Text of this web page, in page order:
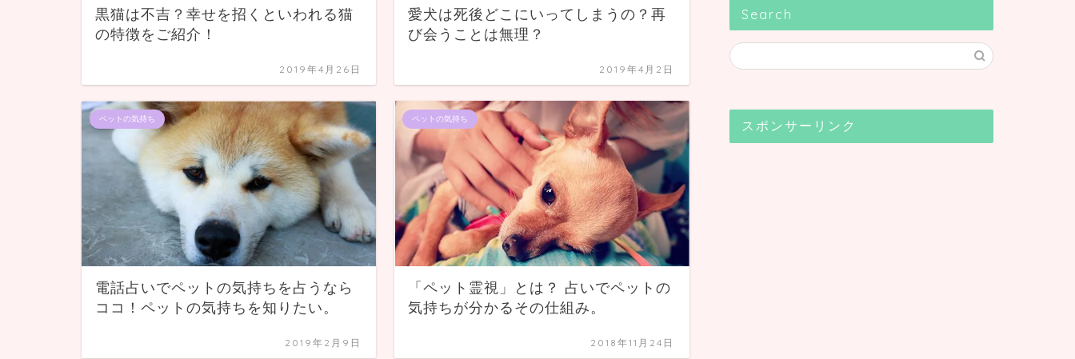
黒猫は不吉？幸せを招くといわれる猫
の特徴をご紹介！
2019年4月26日
愛犬は死後どこにいってしまうの？再
び会うことは無理？
2019年4月2日
ペットの気持ち
電話占いでペットの気持ちを占うなら
ココ！ペットの気持ちを知りたい。
2019年2月9日
ペットの気持ち
「ペット霊視」とは？ 占いでペットの
気持ちが分かるその仕組み。
2018年11月24日
Search
スポンサーリンク